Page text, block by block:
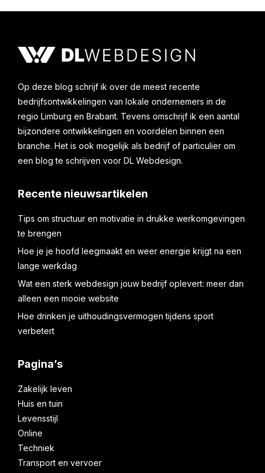
Op deze blog schrijf ik over de meest recente
bedrijfsontwikkelingen van lokale ondernemers in de
regio Limburg en Brabant. Tevens omschrijf ik een aantal
bijzondere ontwikkelingen en voordelen binnen een
branche. Het is ook mogelijk als bedrijf of particulier om
een blog te schrijven voor DL Webdesign.
Recente nieuwsartikelen
Tips om structuur en motivatie in drukke werkomgevingen
te brengen
Hoe je je hoofd leegmaakt en weer energie krijgt na een
lange werkdag
Wat een sterk webdesign jouw bedrijf oplevert: meer dan
alleen een mooie website
Hoe drinken je uithoudingsvermogen tijdens sport
verbetert
Pagina’s
Zakelijk leven
Huis en tuin
Levensstijl
Online
Techniek
Transport en vervoer